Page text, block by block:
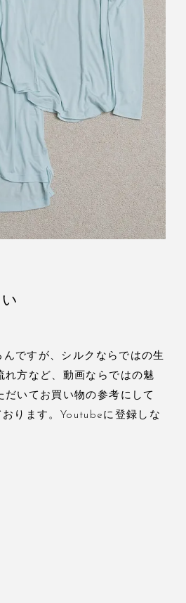
ですが、シルクならではの生
方など、動画ならではの魅
いてお買い物の参考にして
ります。Youtubeに登録しな